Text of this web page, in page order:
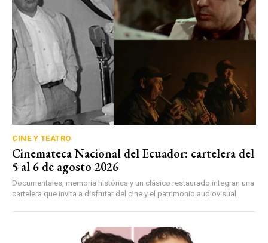
CINE Y TEATRO
Cinemateca Nacional del Ecuador: cartelera del
5 al 6 de agosto 2026
Documentales, memoria histórica y un clásico restaurado integran una
cartelera que invita a disfrutar del cine y el patrimonio audiovisual.